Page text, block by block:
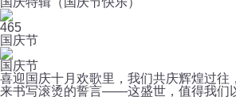
465
国庆节
国庆节
喜迎国庆十月欢歌里，我们共庆辉煌过往
来书写滚烫的誓言——这盛世，值得我们